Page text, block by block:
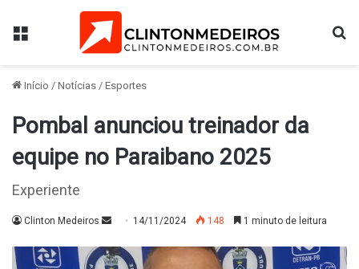
Menu
Início / Notícias / Esportes
Pombal anunciou treinador da
equipe no Paraibano 2025
Experiente
Clinton Medeiros
Mande
e-
14/11/2024 148 1 minuto de leitura